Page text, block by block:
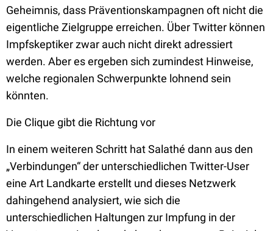
Geheimnis, dass Präventionskampagnen oft nicht die
eigentliche Zielgruppe erreichen. Über Twitter können
Impfskeptiker zwar auch nicht direkt adressiert
werden. Aber es ergeben sich zumindest Hinweise,
welche regionalen Schwerpunkte lohnend sein
könnten.
Die Clique gibt die Richtung vor
In einem weiteren Schritt hat Salathé dann aus den
„Verbindungen“ der unterschiedlichen Twitter-User
eine Art Landkarte erstellt und dieses Netzwerk
dahingehend analysiert, wie sich die
unterschiedlichen Haltungen zur Impfung in der